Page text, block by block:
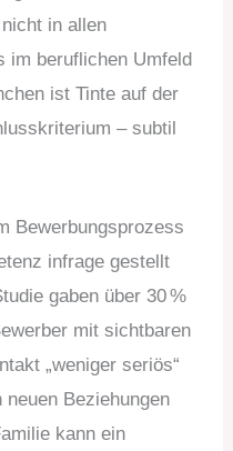
in allen
im beruflichen Umfeld
ist Tinte auf der
– subtil
Bewerbungsprozess
infrage gestellt
gaben über 30 %
mit sichtbaren
„weniger seriös“
Beziehungen
kann ein